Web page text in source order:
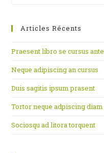
Articles Récents
Praesent libro se cursus ante
Neque adipiscing an cursus
Duis sagitis ipsum prasent
Tortor neque adpiscing diam
Sociosqu ad litora torquent